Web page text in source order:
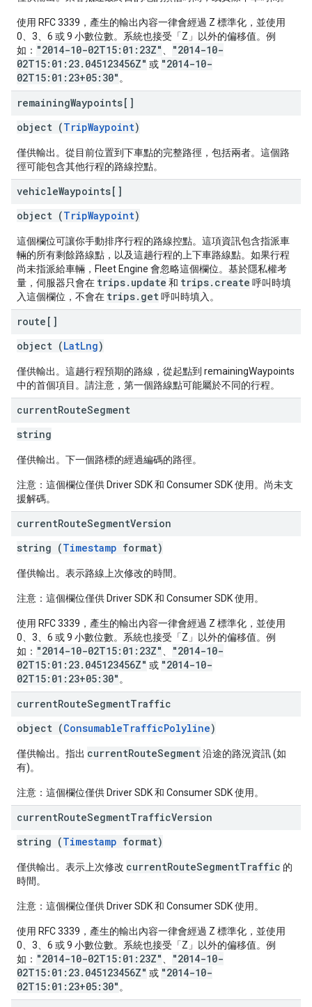
使用 RFC 3339，產生的輸出內容一律會經過 Z 標準化，並使用
0、3、6 或 9 小數位數。系統也接受「Z」以外的偏移值。例
如： "2014-10-02T15:01:23Z"
"2014-10-
02T15:01:23.045123456Z" 或 "2014-10-
02T15:01:23+05:30" 。
remainingWaypoints[]
object (TripWaypoint)
僅供輸出。從目前位置到下車點的完整路徑，包括兩者。這個路
徑可能包含其他行程的路線控點。
vehicleWaypoints[]
object (TripWaypoint)
這個欄位可讓你手動排序行程的路線控點。這項資訊包含指派車
輛的所有剩餘路線點，以及這趟行程的上下車路線點。如果行程
尚未指派給車輛，Fleet Engine 會忽略這個欄位。基於隱私權考
量，伺服器只會在 trips.update 和 trips.create 呼叫時填
入這個欄位，不會在 trips.get呼叫時填入。
route[]
object (LatLng)
僅供輸出。這趟行程預期的路線，從起點到 remainingWaypoints
中的首個項目。請注意，第一個路線點可能屬於不同的行程。
currentRouteSegment
string
僅供輸出。下一個路標的經過編碼的路徑。
注意：這個欄位僅供 Driver SDK 和 Consumer SDK 使用。尚未支
援解碼。
currentRouteSegmentVersion
string (Timestamp format)
僅供輸出。表示路線上次修改的時間。
注意：這個欄位僅供 Driver SDK 和 Consumer SDK 使用。
使用 RFC 3339，產生的輸出內容一律會經過 Z 標準化，並使用
0、3、6 或 9 小數位數。系統也接受「Z」以外的偏移值。例
如： "2014-10-02T15:01:23Z"
"2014-10-
02T15:01:23.045123456Z" 或 "2014-10-
02T15:01:23+05:30" 。
currentRouteSegmentTraffic
object (ConsumableTrafficPolyline)
僅供輸出。指出 currentRouteSegment沿途的路況資訊 (如
有)。
注意：這個欄位僅供 Driver SDK 和 Consumer SDK 使用。
currentRouteSegmentTrafficVersion
string (Timestamp format)
僅供輸出。表示上次修改 currentRouteSegmentTraffic 的
時間。
注意：這個欄位僅供 Driver SDK 和 Consumer SDK 使用。
使用 RFC 3339，產生的輸出內容一律會經過 Z 標準化，並使用
0、3、6 或 9 小數位數。系統也接受「Z」以外的偏移值。例
如： "2014-10-02T15:01:23Z"
"2014-10-
02T15:01:23.045123456Z" 或 "2014-10-
02T15:01:23+05:30" 。